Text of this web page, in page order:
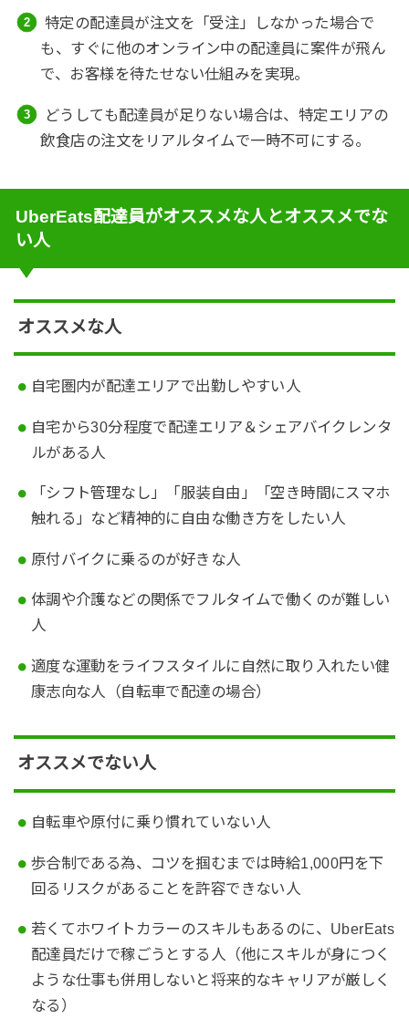
特定の配達員が注文を「受注」しなかった場合で
も、すぐに他のオンライン中の配達員に案件が飛ん
で、お客様を待たせない仕組みを実現。
どうしても配達員が足りない場合は、特定エリアの
飲食店の注文をリアルタイムで一時不可にする。
UberEats配達員がオススメな人とオススメでな
い人
オススメな人
自宅圏内が配達エリアで出勤しやすい人
自宅から30分程度で配達エリア＆シェアバイクレンタ
ルがある人
「シフト管理なし」「服装自由」「空き時間にスマホ
触れる」など精神的に自由な働き方をしたい人
原付バイクに乗るのが好きな人
体調や介護などの関係でフルタイムで働くのが難しい
人
適度な運動をライフスタイルに自然に取り入れたい健
康志向な人（自転車で配達の場合）
オススメでない人
自転車や原付に乗り慣れていない人
歩合制である為、コツを掴むまでは時給1,000円を下
回るリスクがあることを許容できない人
若くてホワイトカラーのスキルもあるのに、UberEats
配達員だけで稼ごうとする人（他にスキルが身につく
ような仕事も併用しないと将来的なキャリアが厳しく
なる）